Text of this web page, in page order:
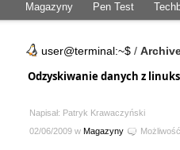
Magazyny
Pen Test
user@terminal:~$ /
Odzyskiwanie danych z
Napisał: Patryk Krawaczyński
02/06/2009 w Magazyny